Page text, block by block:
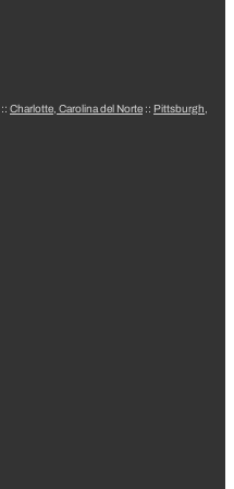
:: Charlotte, Carolina del Norte :: Pittsburgh,